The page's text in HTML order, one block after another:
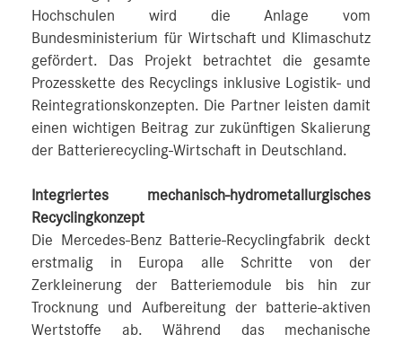
Hochschulen wird die Anlage vom
Bundesministerium für Wirtschaft und Klimaschutz
gefördert. Das Projekt betrachtet die gesamte
Prozesskette des Recyclings inklusive Logistik- und
Reintegrationskonzepten. Die Partner leisten damit
einen wichtigen Beitrag zur zukünftigen Skalierung
der Batterierecycling-Wirtschaft in Deutschland.
Integriertes mechanisch-hydrometallurgisches
Recyclingkonzept
Die Mercedes-Benz Batterie-Recyclingfabrik deckt
erstmalig in Europa alle Schritte von der
Zerkleinerung der Batteriemodule bis hin zur
Trocknung und Aufbereitung der batterie-aktiven
Wertstoffe ab. Während das mechanische